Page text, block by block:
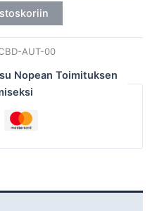
AUT-00
Nopean Toimituksen